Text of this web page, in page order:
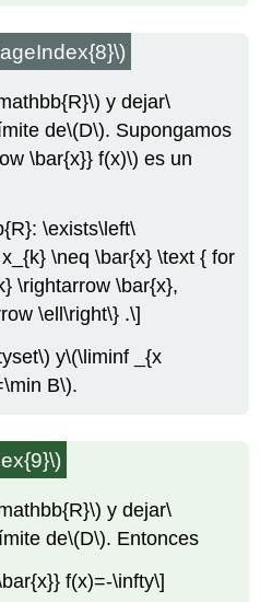
y dejar\
de\(D\). Supongamos
\bar{x}} f(x)\) es un
\exists\left\
\neq \bar{x} \text { for
\rightarrow \bar{x},
\ell\right\} .\]
y\(\liminf _{x
B\).
y dejar\
de\(D\). Entonces
f(x)=-\infty\]